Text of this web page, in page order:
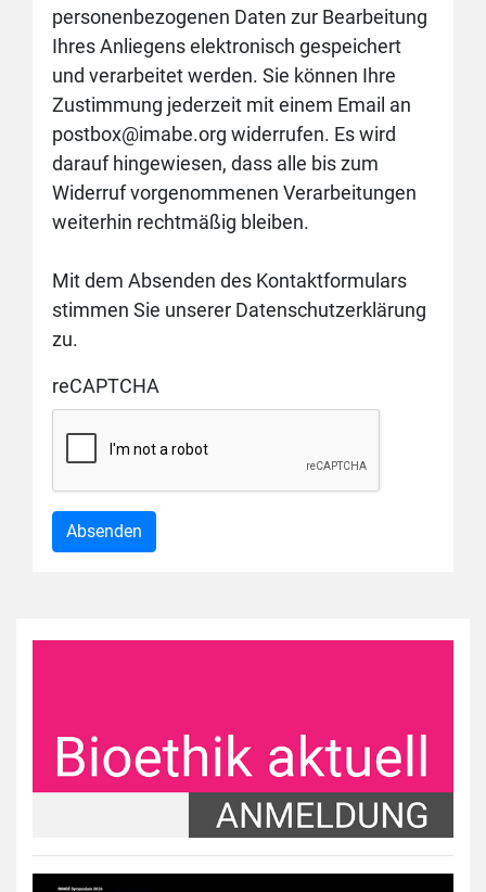
personenbezogenen Daten zur Bearbeitung
Ihres Anliegens elektronisch gespeichert
und verarbeitet werden. Sie können Ihre
Zustimmung jederzeit mit einem Email an
postbox@imabe.org widerrufen. Es wird
darauf hingewiesen, dass alle bis zum
Widerruf vorgenommenen Verarbeitungen
weiterhin rechtmäßig bleiben.
Mit dem Absenden des Kontaktformulars
stimmen Sie unserer Datenschutzerklärung
zu.
reCAPTCHA
Absenden